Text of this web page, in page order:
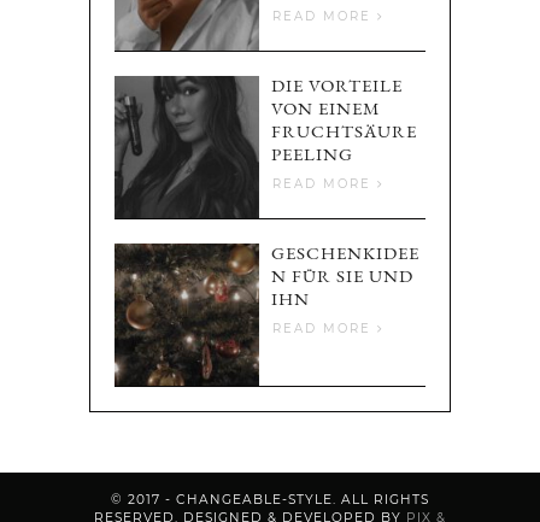
READ MORE
DIE VORTEILE
VON EINEM
FRUCHTSÄURE
PEELING
READ MORE
GESCHENKIDEE
N FÜR SIE UND
IHN
READ MORE
© 2017 - CHANGEABLE-STYLE. ALL RIGHTS
RESERVED. DESIGNED & DEVELOPED BY PIX &